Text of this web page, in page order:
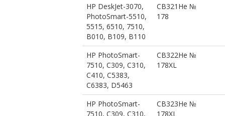
HP DeskJet-3070,
PhotoSmart-5510,
5515, 6510, 7510,
B010, B109, B110
CB321He №
178
HP PhotoSmart-
7510, C309, C310,
C410, C5383,
C6383, D5463
CB322He №
178XL
HP PhotoSmart-
7510, C309, C310,
CB323He №
178XL